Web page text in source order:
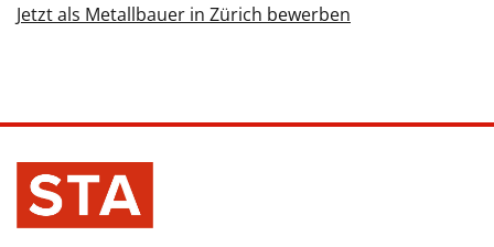
Jetzt als Metallbauer in Zürich bewerben